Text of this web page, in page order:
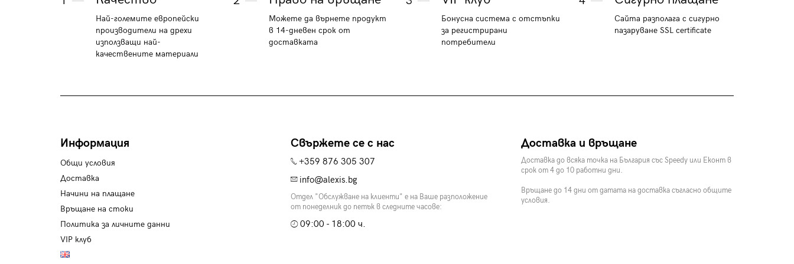
Най-големите европейски
производители на дрехи
използващи най-
качествените материали
Можете да върнете продукт
в 14-дневен срок от
доставката
Бонусна система с отстъпки
за регистрирани
потребители
Сайта разполага с сигурно
пазаруване SSL certificate
Информация
Общи условия
Доставка
Начини на плащане
Връщане на стоки
Политика за личните данни
VIP клуб
Свържете се с нас
+359 876 305 307
info@alexis.bg
Отдел "Обслужване на клиенти" е на Ваше разположение
от понеделник до петък в следните часове:
09:00 - 18:00 ч.
Доставка и връщане
Доставка до всяка точка на България със Speedy или Еконт в
срок от 4 до 10 работни дни.
Връщане до 14 дни от датата на доставка съгласно общите
условия.